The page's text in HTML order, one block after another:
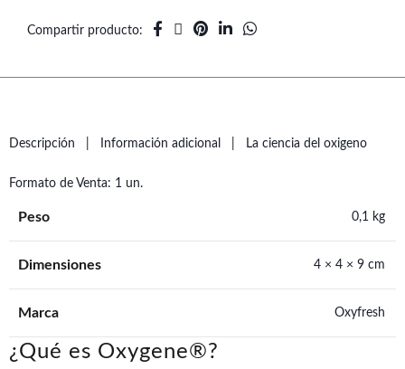
Compartir producto
Descripción Información adicional La ciencia del oxigeno
Formato de Venta: 1 un.
Peso 0,1 kg
Dimensiones 4 × 4 × 9 cm
Marca Oxyfresh
¿Qué es Oxygene®?